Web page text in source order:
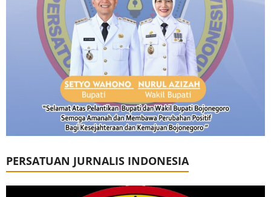
PERSATUAN JURNALIS INDONESIA